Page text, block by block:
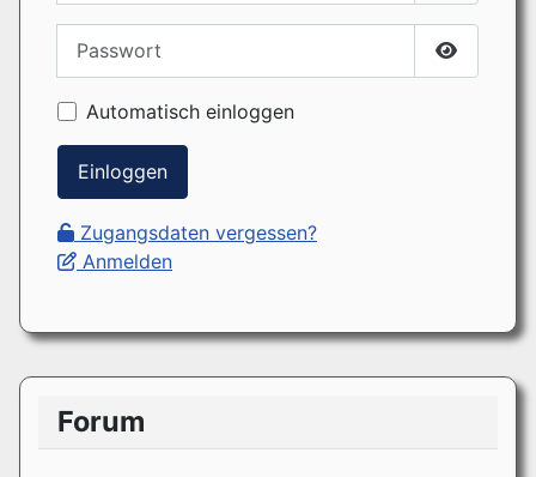
Passwort
Automatisch einloggen
Einloggen
Zugangsdaten vergessen?
Anmelden
Forum